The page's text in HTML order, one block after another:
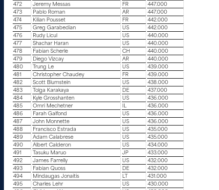
472
Jeremy Messas FR
447.000
473
Pablo Roman AR
447.000
474
Kilian Pousset FR
442.000
475
Greg Garabedian US
442.000
476
Rudy Licul US
440.000
477
Shachar Haran US
440.000
478
Fabian Scherle CH
440.000
479
Diego Vizcay AR
440.000
480
Trung Le US
439.000
481
Christopher Chaudey FR
439.000
482
Scott Blumstein US
438.000
483
Tolga Karakaya DE
437.000
484
Kyle Grosshanten US
436.000
485
Omri Mechetner IL
436.000
486
Farah Galfond US
436.000
487
John Monnette US
436.000
488
Francisco Estrada US
435.000
489
Adam Calabrese US
435.000
490
Albert Calderon US
434.000
491
Tasuku Maruo JP
433.000
492
James Farrelly US
432.000
493
Fabian Quoss DE
432.000
494
Mindaugas Jonaitis LT
431.000
495
Charles Lehr US
430.000